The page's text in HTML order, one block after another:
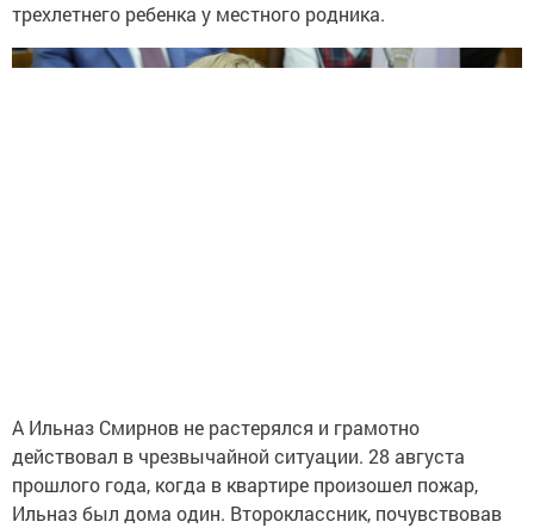
трехлетнего ребенка у местного родника.
А Ильназ Смирнов не растерялся и грамотно
действовал в чрезвычайной ситуации. 28 августа
прошлого года, когда в квартире произошел пожар,
Ильназ был дома один. Второклассник, почувствовав